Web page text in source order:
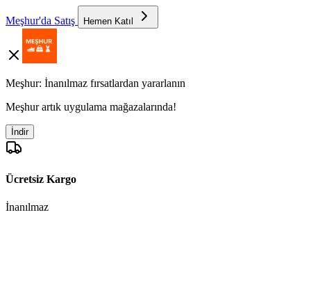
Meşhur'da Satış Hemen Katıl
Meşhur: İnanılmaz fırsatlardan yararlanın
Meşhur artık uygulama mağazalarında!
İndir
Ücretsiz Kargo
İnanılmaz